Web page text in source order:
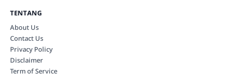
TENTANG
About Us
Contact Us
Privacy Policy
Disclaimer
Term of Service